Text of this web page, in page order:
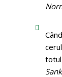
totul